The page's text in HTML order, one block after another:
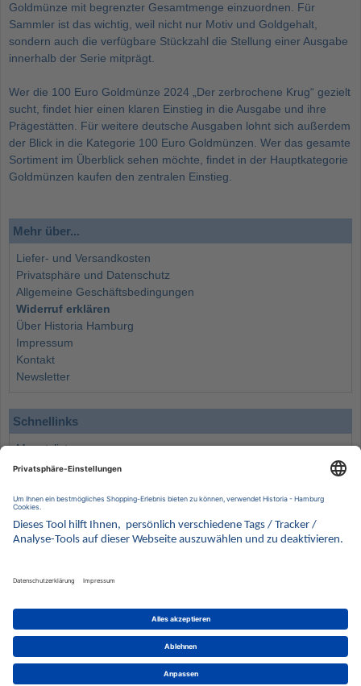
Goldmünze mit begrenzter Gesamtmenge einzuordnen. Für
Sammler ist das wichtig, weil nicht nur Motiv und Goldgehalt,
sondern auch die verfügbare Stückzahl die Stellung einer Ausgabe
innerhalb der Serie mitprägt.
Wer die 100 Euro Goldmünze 2024 „Der zerbrochene Krug“ gezielt
sucht, findet hier einen klaren Einstieg in die Ausgabe und ihre
Prägestätten. Für weitere deutsche Ausgaben lohnt sich außerdem
der Blick in die Kategorie 100 Euro Goldmünzen . Wer das gesamte
Sortiment im Überblick sehen möchte, findet in der Hauptkategorie
Goldmünzen kaufen den zentralen Einstieg.
Mehr über...
Liefer- und Versandkosten
Privatsphäre und Datenschutz
Allgemeine Geschäftsbedingungen
Widerruf erklären
Über Historia Hamburg
Impressum
Kontakt
Newsletter
Schnellinks
Monatsliste
Angebote
Wissenswertes
Kontakt
Wir behalten uns vor, für ausgewählte Münzen die Differenzbesteuerung gemäß § 25a UStG
anzuwenden.
Alle Angebote freibleibend solange der Vorrat reicht. Irrtum vorbehalten. Bilder sind
Beispielbilder
Münzen von HISTORIA Münzhandelsgesellschaft mbH